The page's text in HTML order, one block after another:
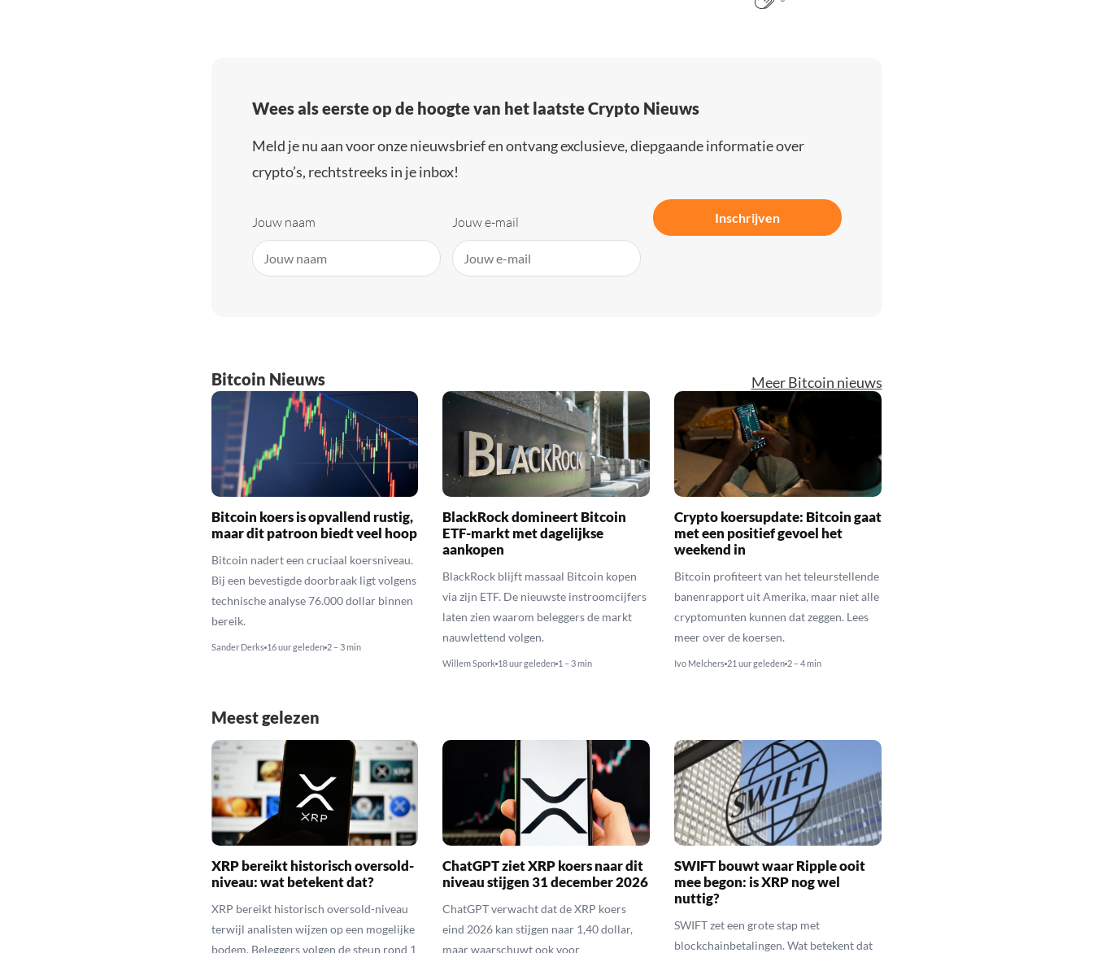
Wees als eerste op de hoogte van het laatste Crypto Nieuws
Meld je nu aan voor onze nieuwsbrief en ontvang exclusieve, diepgaande informatie over
crypto’s, rechtstreeks in je inbox!
Jouw naam Jouw e-mail Inschrijven
Bitcoin Nieuws Meer Bitcoin nieuws
Bitcoin koers is opvallend rustig,
maar dit patroon biedt veel hoop
Bitcoin nadert een cruciaal koersniveau.
Bij een bevestigde doorbraak ligt volgens
technische analyse 76.000 dollar binnen
bereik.
Sander Derks 16 uur geleden 2 – 3 min
BlackRock domineert Bitcoin
ETF-markt met dagelijkse
aankopen
BlackRock blijft massaal Bitcoin kopen
via zijn ETF. De nieuwste instroomcijfers
laten zien waarom beleggers de markt
nauwlettend volgen.
Willem Spork 18 uur geleden 1 – 3 min
Crypto koersupdate: Bitcoin gaat
met een positief gevoel het
weekend in
Bitcoin profiteert van het teleurstellende
banenrapport uit Amerika, maar niet alle
cryptomunten kunnen dat zeggen. Lees
meer over de koersen.
Ivo Melchers 21 uur geleden 2 – 4 min
Meest gelezen
XRP bereikt historisch oversold-
niveau: wat betekent dat?
XRP bereikt historisch oversold-niveau
terwijl analisten wijzen op een mogelijke
bodem. Beleggers volgen de steun rond 1
ChatGPT ziet XRP koers naar dit
niveau stijgen 31 december 2026
ChatGPT verwacht dat de XRP koers
eind 2026 kan stijgen naar 1,40 dollar,
maar waarschuwt ook voor
SWIFT bouwt waar Ripple ooit
mee begon: is XRP nog wel
nuttig?
SWIFT zet een grote stap met
blockchainbetalingen. Wat betekent dat